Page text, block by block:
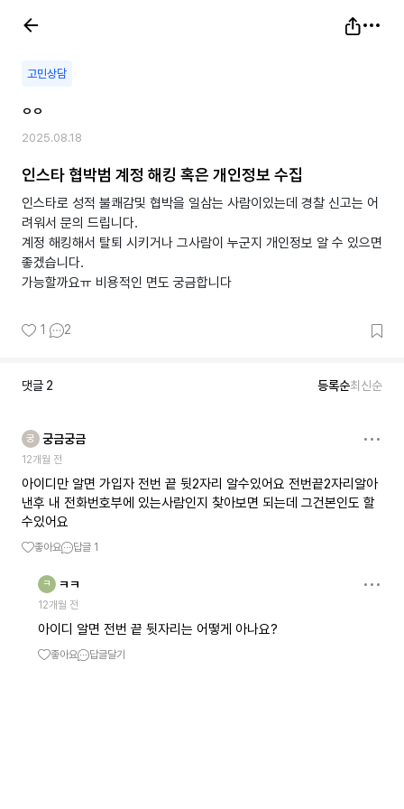
고민상담
ㅇㅇ
2025.08.18
인스타 협박범 계정 해킹 혹은 개인정보 수집
인스타로 성적 불쾌감및 협박을 일삼는 사람이있는데 경찰 신고는 어
려워서 문의 드립니다.
계정 해킹해서 탈퇴 시키거나 그사람이 누군지 개인정보 알 수 있으면
좋겠습니다.
가능할까요ㅠ 비용적인 면도 궁금합니다
1 2
댓글 2 등록순최신순
궁 궁금궁금
12개월 전
아이디만 알면 가입자 전번 끝 뒷2자리 알수있어요 전번끝2자리알아
낸후 내 전화번호부에 있는사람인지 찾아보면 되는데 그건본인도 할
수있어요
좋아요 답글 1
ㅋ ㅋㅋ
12개월 전
아이디 알면 전번 끝 뒷자리는 어떻게 아나요?
좋아요 답글달기